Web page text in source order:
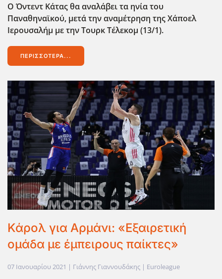
Ο Όντεντ Κάτας θα αναλάβει τα ηνία του
Παναθηναϊκού, μετά την αναμέτρηση της Χάποελ
Ιερουσαλήμ με την Τουρκ Τέλεκομ (13/1).
ΠΕΡΙΣΣΌΤΕΡΑ...
Κάρολ για Αρμάνι: «Εξαιρετική
ομάδα με έμπειρους παίκτες»
07 Ιανουαρίου 2021 | Γιάννης Γιαννουδάκης | Euroleague